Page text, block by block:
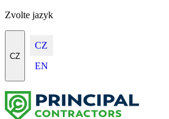
Zvolte jazyk
CZ
CZ
EN